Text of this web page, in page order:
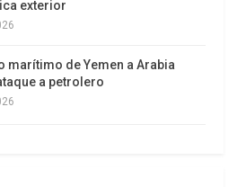
Figueireido, que
servicios de inteligencia,
de los derechos
exterior
marítimo de Yemen a Arabia
a petrolero